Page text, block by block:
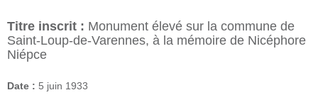
Titre inscrit : Monument élevé sur la commune de
Saint-Loup-de-Varennes, à la mémoire de Nicéphore
Niépce
Date : 5 juin 1933